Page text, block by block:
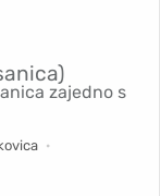
zajedno s